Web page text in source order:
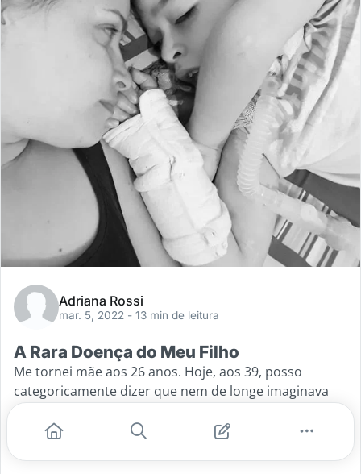
Adriana Rossi
mar. 5, 2022 - 13 min de leitura
A Rara Doença do Meu Filho
Me tornei mãe aos 26 anos. Hoje, aos 39, posso
categoricamente dizer que nem de longe imaginava
tudo o que viveria na maternidade. Sim, sou uma mãe
atípica. Ou como